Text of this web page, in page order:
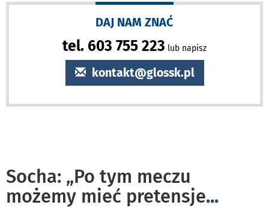
DAJ NAM ZNAĆ
tel. 603 755 223 lub napisz
kontakt@glossk.pl
Socha: „Po tym meczu
możemy mieć pretensje...